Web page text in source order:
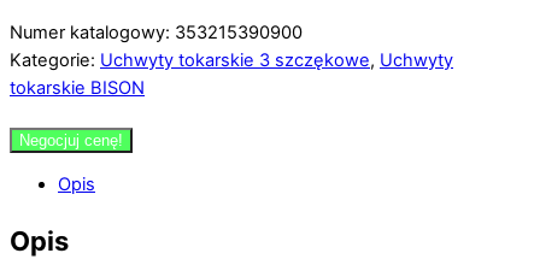
Numer katalogowy: 353215390900
Kategorie: Uchwyty tokarskie 3 szczękowe, Uchwyty
tokarskie BISON
Negocjuj cenę!
Opis
Opis